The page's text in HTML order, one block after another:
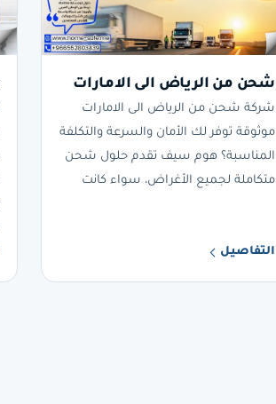
شحن من الرياض الى الامارات
شركة شحن من الرياض الى الامارات
موثوقة توفر لك الأمان والسرعة والتكلفة
المناسبة؟ هوم سيف تقدم حلول شحن
متكاملة لجميع الأغراض، سواء كانت
التفاصيل